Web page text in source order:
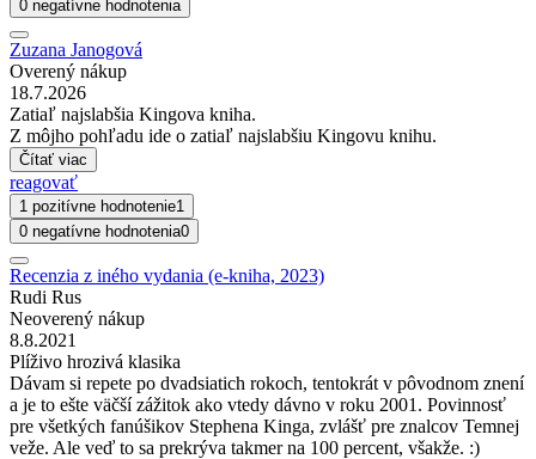
0 negatívne hodnotenia
Zuzana Janogová
Overený nákup
18.7.2026
Zatiaľ najslabšia Kingova kniha.
Z môjho pohľadu ide o zatiaľ najslabšiu Kingovu knihu.
Čítať viac
reagovať
1 pozitívne hodnotenie1
0 negatívne hodnotenia0
Recenzia z iného vydania (e-kniha, 2023)
Rudi Rus
Neoverený nákup
8.8.2021
Plíživo hrozivá klasika
Dávam si repete po dvadsiatich rokoch, tentokrát v pôvodnom znení
a je to ešte väčší zážitok ako vtedy dávno v roku 2001. Povinnosť
pre všetkých fanúšikov Stephena Kinga, zvlášť pre znalcov Temnej
veže. Ale veď to sa prekrýva takmer na 100 percent, všakže. :)